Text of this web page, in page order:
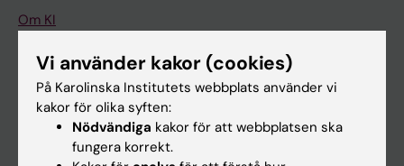
Om KI
På gång
Nyheter
Kalender
Vi använder kakor (cookies)
På Karolinska Institutets webbplats använder vi
kakor för olika syften:
Nödvändiga kakor för att webbplatsen ska
fungera korrekt.